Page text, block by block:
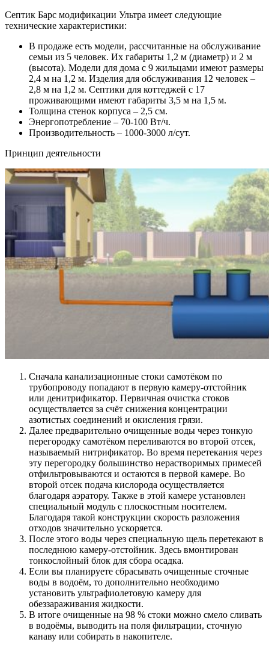
Септик Барс модификации Ультра имеет следующие
технические характеристики:
В продаже есть модели, рассчитанные на обслуживание
семьи из 5 человек. Их габариты 1,2 м (диаметр) и 2 м
(высота). Модели для дома с 9 жильцами имеют размеры
2,4 м на 1,2 м. Изделия для обслуживания 12 человек –
2,8 м на 1,2 м. Септики для коттеджей с 17
проживающими имеют габариты 3,5 м на 1,5 м.
Толщина стенок корпуса – 2,5 см.
Энергопотребление – 70-100 Вт/ч.
Производительность – 1000-3000 л/сут.
Принцип деятельности
Сначала канализационные стоки самотёком по
трубопроводу попадают в первую камеру-отстойник
или денитрификатор. Первичная очистка стоков
осуществляется за счёт снижения концентрации
азотистых соединений и окисления грязи.
Далее предварительно очищенные воды через тонкую
перегородку самотёком переливаются во второй отсек,
называемый нитрификатор. Во время перетекания через
эту перегородку большинство нерастворимых примесей
отфильтровываются и остаются в первой камере. Во
второй отсек подача кислорода осуществляется
благодаря аэратору. Также в этой камере установлен
специальный модуль с плоскостным носителем.
Благодаря такой конструкции скорость разложения
отходов значительно ускоряется.
После этого воды через специальную щель перетекают в
последнюю камеру-отстойник. Здесь вмонтирован
тонкослойный блок для сбора осадка.
Если вы планируете сбрасывать очищенные сточные
воды в водоём, то дополнительно необходимо
установить ультрафиолетовую камеру для
обеззараживания жидкости.
В итоге очищенные на 98 % стоки можно смело сливать
в водоёмы, выводить на поля фильтрации, сточную
канаву или собирать в накопителе.